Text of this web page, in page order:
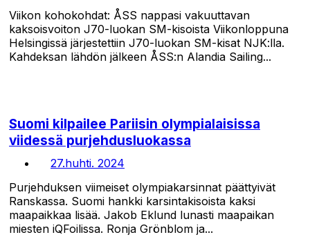
Viikon kohokohdat: ÅSS nappasi vakuuttavan
kaksoisvoiton J70-luokan SM-kisoista Viikonloppuna
Helsingissä järjestettiin J70-luokan SM-kisat NJK:lla.
Kahdeksan lähdön jälkeen ÅSS:n Alandia Sailing...
Suomi kilpailee Pariisin olympialaisissa
viidessä purjehdusluokassa
27.huhti. 2024
Purjehduksen viimeiset olympiakarsinnat päättyivät
Ranskassa. Suomi hankki karsintakisoista kaksi
maapaikkaa lisää. Jakob Eklund lunasti maapaikan
miesten iQFoilissa. Ronja Grönblom ja...